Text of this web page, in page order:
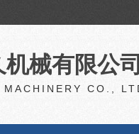
械有限公
CO.,